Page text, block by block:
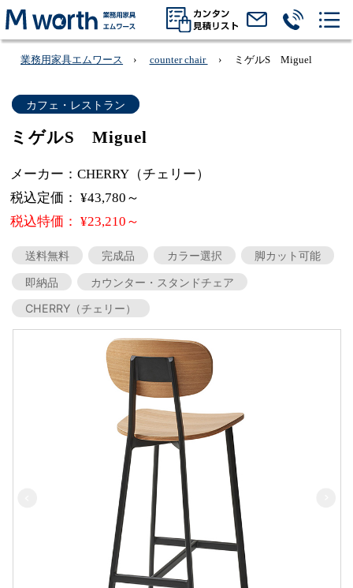
業務用家具エムワース counter chair ミゲルS Miguel
カフェ・レストラン
ミゲルS Miguel
メーカー：CHERRY（チェリー）
税込定価： ¥43,780～
税込特価： ¥23,210～
送料無料 完成品 カラー選択
脚カット可能
即納品
カウンター・スタンドチェア
CHERRY（チェリー）